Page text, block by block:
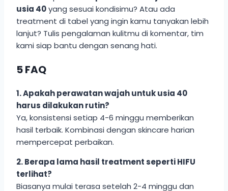
usia 40yang sesuai kondisimu? Atau ada
treatment di tabel yang ingin kamu tanyakan lebih
lanjut? Tulis pengalaman kulitmu di komentar, tim
kami siap bantu dengan senang hati.
5 FAQ
1. Apakah perawatan wajah untuk usia 40
harus dilakukan rutin?
Ya, konsistensi setiap 4-6 minggu memberikan
hasil terbaik. Kombinasi dengan skincare harian
mempercepat perbaikan.
2. Berapa lama hasil treatment seperti HIFU
terlihat?
Biasanya mulai terasa setelah 2-4 minggu dan